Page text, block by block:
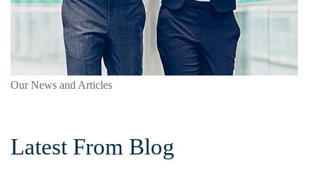
Our News and Articles
Latest From Blog